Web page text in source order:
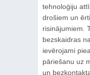
tehnoloģiju
drošiem un
risinājumiem.
bezskaidras
ievērojami
pāriešanu uz
un